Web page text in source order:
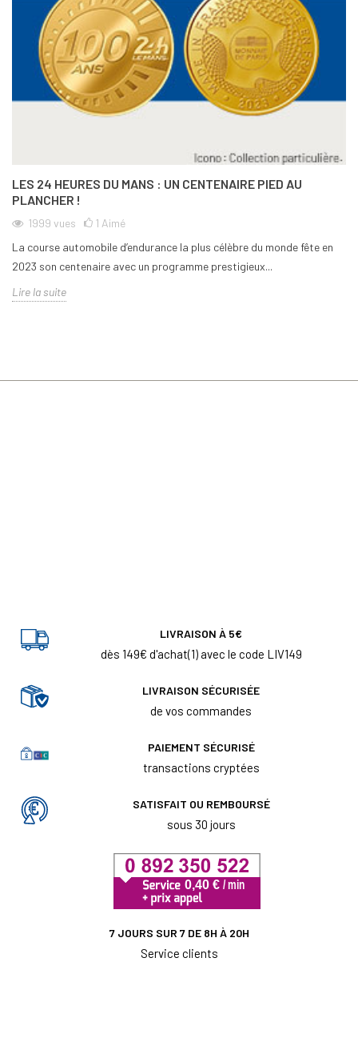
LES 24 HEURES DU MANS : UN CENTENAIRE PIED AU
PLANCHER !
1999 vues 1 Aimé
La course automobile d’endurance la plus célèbre du monde fête en
2023 son centenaire avec un programme prestigieux...
Lire la suite
LIVRAISON À 5€
dès 149€ d'achat(1) avec le code LIV149
LIVRAISON SÉCURISÉE
de vos commandes
PAIEMENT SÉCURISÉ
transactions cryptées
SATISFAIT OU REMBOURSÉ
sous 30 jours
7 JOURS SUR 7 DE 8H À 20H
Service clients